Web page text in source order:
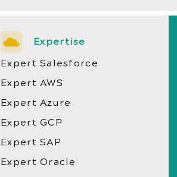
Expertise
Expert Salesforce
Expert AWS
Expert Azure
Expert GCP
Expert SAP
Expert Oracle